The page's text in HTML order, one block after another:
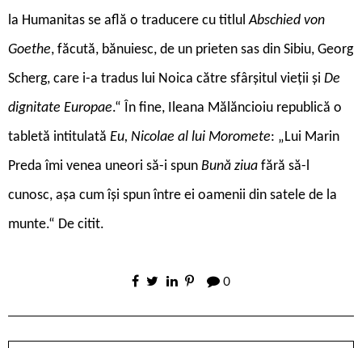
la Humanitas se află o traducere cu titlulAbschied von
Goethe, făcută, bănuiesc, de un prieten sas din Sibiu, Georg
Scherg, care i-a tradus lui Noica către sfârșitul vieții și De
dignitate Europae.“ În fine, Ileana Mălăncioiu republică o
tabletă intitulată Eu, Nicolae al lui Moromete: „Lui Marin
Preda îmi venea uneori să-i spun Bună ziua fără să-l
cunosc, așa cum își spun între ei oamenii din satele de la
munte.“ De citit.
0